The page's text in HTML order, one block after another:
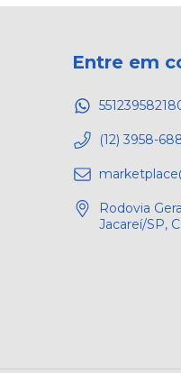
Entre em
(12) 3958-
Rodovia
Jacareí/SP,